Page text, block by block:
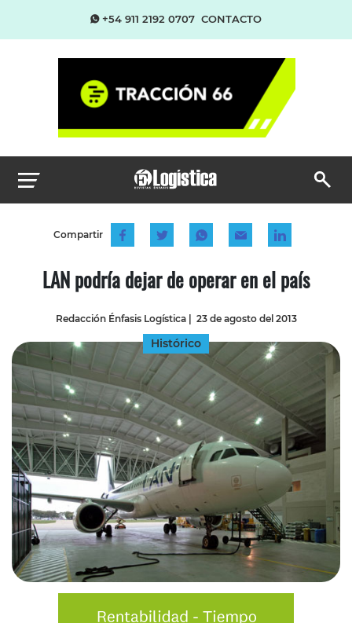
+54 911 2192 0707 CONTACTO
Compartir
LAN podría dejar de operar en el país
Redacción Énfasis Logística| 23 de agosto del 2013
Histórico